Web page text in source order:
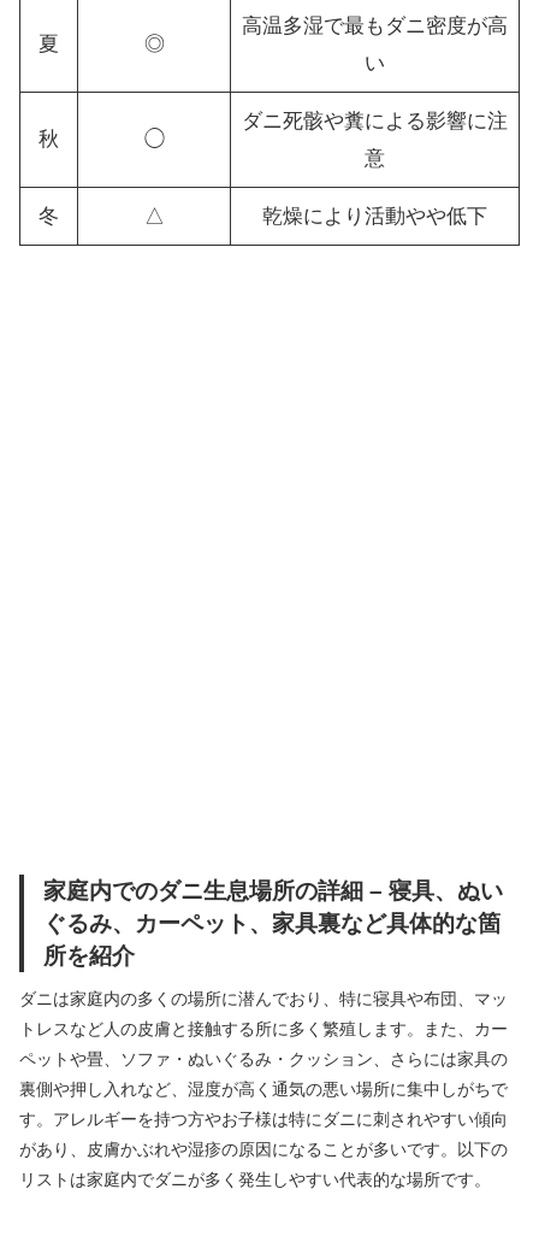
夏 ◎
高温多湿で最もダニ密度が高
い
秋 ◯
ダニ死骸や糞による影響に注
意
冬 △ 乾燥により活動やや低下
家庭内でのダニ生息場所の詳細 – 寝具、ぬい
ぐるみ、カーペット、家具裏など具体的な箇
所を紹介
ダニは家庭内の多くの場所に潜んでおり、特に寝具や布団、マッ
トレスなど人の皮膚と接触する所に多く繁殖します。また、カー
ペットや畳、ソファ・ぬいぐるみ・クッション、さらには家具の
裏側や押し入れなど、湿度が高く通気の悪い場所に集中しがちで
す。アレルギーを持つ方やお子様は特にダニに刺されやすい傾向
があり、皮膚かぶれや湿疹の原因になることが多いです。以下の
リストは家庭内でダニが多く発生しやすい代表的な場所です。